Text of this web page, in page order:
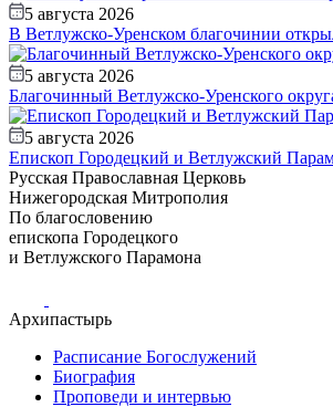
5 августа 2026
В Ветлужско-Уренском благочинии
5 августа 2026
Благочинный Ветлужско-Уренского
5 августа 2026
Епископ Городецкий и Ветлужский
Русская Православная Церковь
Нижегородская Митрополия
По благословению
епископа Городецкого
и Ветлужского Парамона
Архипастырь
Расписание Богослужений
Биография
Проповеди и интервью